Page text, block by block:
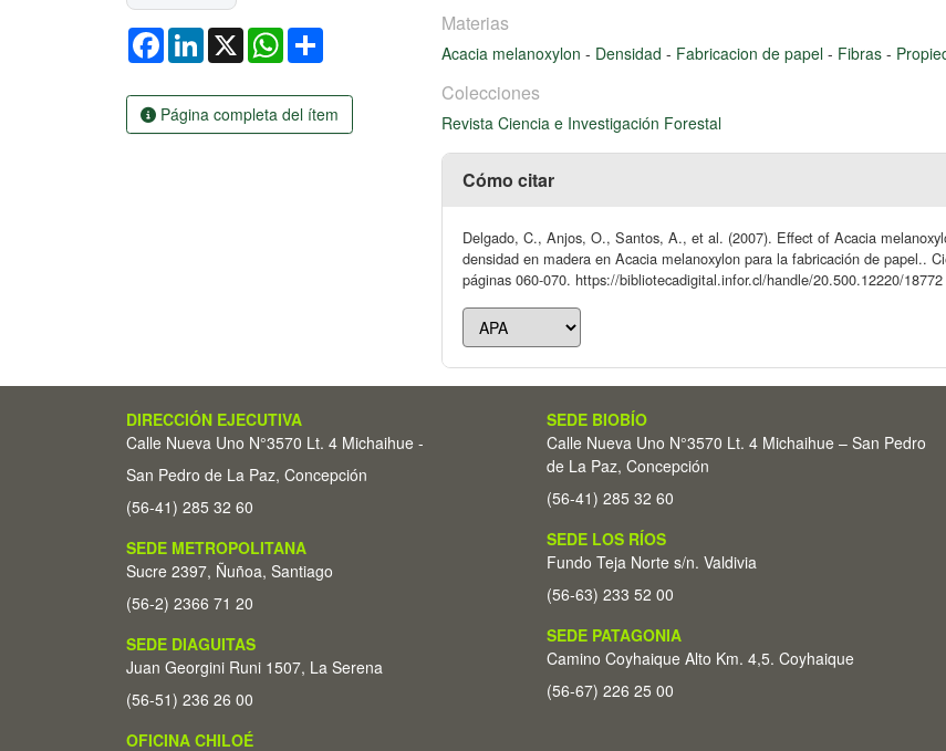
FacebookLinkedIn
X WhatsApp
Página completa del ítem
Materias
Acacia melanoxylon - Densidad - Fabricacion de papel - Fibras -
Colecciones
Revista Ciencia e Investigación Forestal
Cómo citar
Delgado, C., Anjos, O., Santos, A., et al. (2007). Effect of Acacia
densidad en madera en Acacia melanoxylon para la fabricación de papel..
páginas 060-070. https://bibliotecadigital.infor.cl/handle/20.500.12220/18772
DIRECCIÓN EJECUTIVA
Calle Nueva Uno N°3570 Lt. 4 Michaihue -
San Pedro de La Paz, Concepción
(56-41) 285 32 60
SEDE METROPOLITANA
Sucre 2397, Ñuñoa, Santiago
(56-2) 2366 71 20
SEDE DIAGUITAS
Juan Georgini Runi 1507, La Serena
(56-51) 236 26 00
OFICINA CHILOÉ
SEDE BIOBÍO
Calle Nueva Uno N°3570 Lt. 4 Michaihue – San Pedro
de La Paz, Concepción
(56-41) 285 32 60
SEDE LOS RÍOS
Fundo Teja Norte s/n. Valdivia
(56-63) 233 52 00
SEDE PATAGONIA
Camino Coyhaique Alto Km. 4,5. Coyhaique
(56-67) 226 25 00